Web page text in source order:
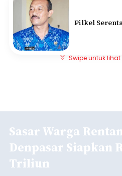
Pilkel
Swipe untuk
Sasar Warga
Denpasar Siapkan
Triliun